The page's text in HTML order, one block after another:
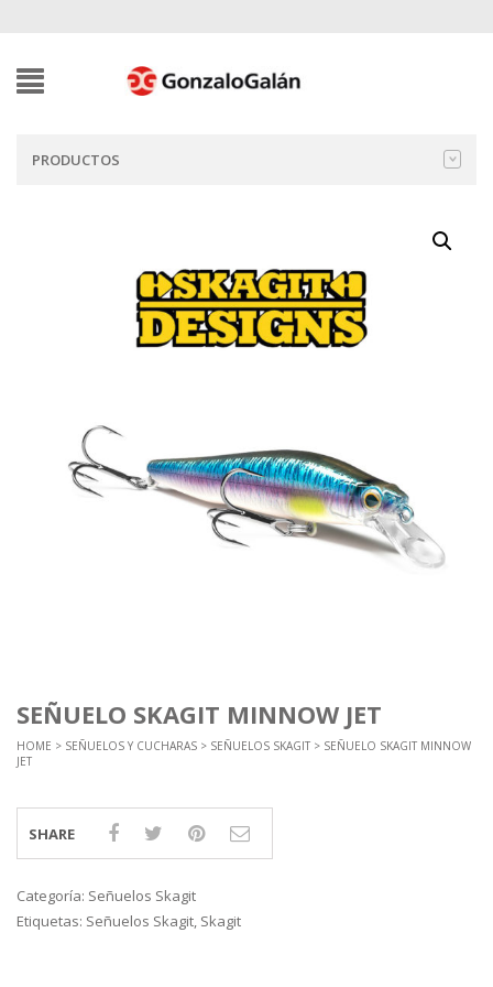
PRODUCTOS
SEÑUELO SKAGIT MINNOW JET
HOME > SEÑUELOS Y CUCHARAS > SEÑUELOS SKAGIT > SEÑUELO SKAGIT MINNOW
JET
SHARE
Categoría: Señuelos Skagit
Etiquetas: Señuelos Skagit, Skagit